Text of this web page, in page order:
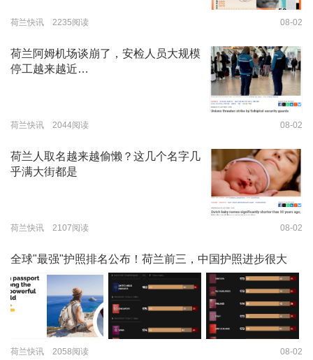
荷兰快讯 2235阅读 08-02
荷兰阿姆机场谈崩了，安检人员大规模
停工越来越近…
荷兰快讯 2044阅读 08-02
荷兰人取名越来越偷懒？这几个名字几
乎满大街都是
荷兰快讯 2107阅读 08-02
全球"最强"护照排名公布！荷兰前三，中国护照进步很大
荷兰快讯 2058阅读 08-02